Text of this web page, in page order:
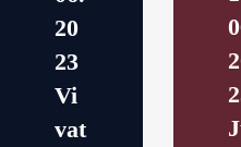
20
23
Vi
vat